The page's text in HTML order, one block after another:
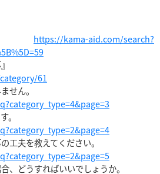
https://kama-aid.com/search?
61